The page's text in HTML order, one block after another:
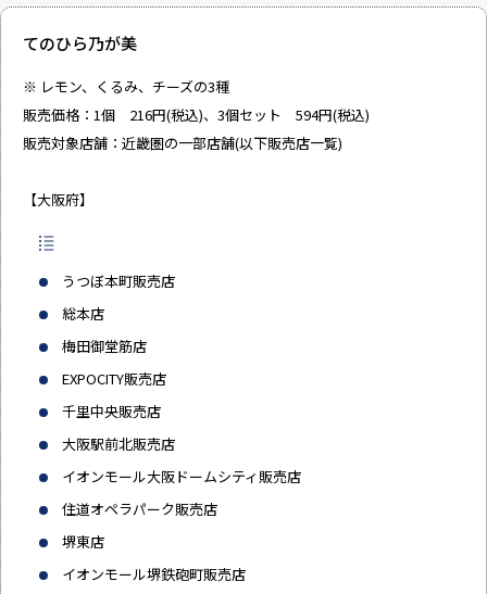
てのひら乃が美
※ レモン、くるみ、チーズの3種
販売価格：1個 216円(税込)、3個セット 594円(税込)
販売対象店舗：近畿圏の一部店舗(以下販売店一覧)
【大阪府】
うつぼ本町販売店
総本店
梅田御堂筋店
EXPOCITY販売店
千里中央販売店
大阪駅前北販売店
イオンモール大阪ドームシティ販売店
住道オペラパーク販売店
堺東店
イオンモール堺鉄砲町販売店